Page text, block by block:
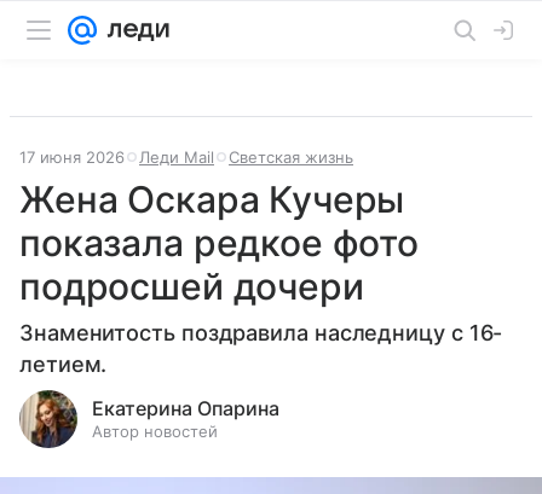
17 июня 2026 Леди Mail Светская жизнь
Жена Оскара Кучеры
показала редкое фото
подросшей дочери
Знаменитость поздравила наследницу с 16-
летием.
Екатерина Опарина
Автор новостей